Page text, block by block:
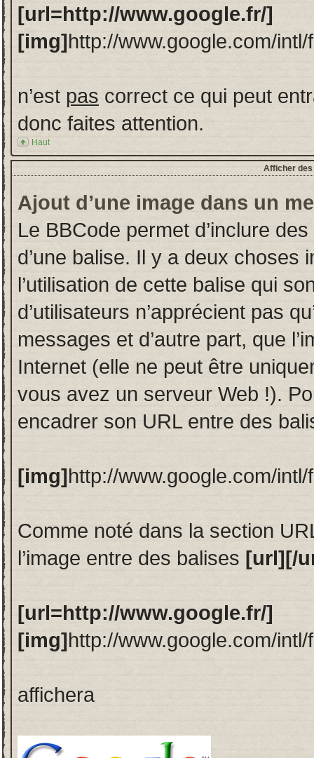
[url=http://www.google.fr/]
[img]http://www.google.com/
n’est pas correct ce qui peut
donc faites attention.
Haut
Afficher des
Ajout d’une image dans un
Le BBCode permet d’inclure
d’une balise. Il y a deux
l’utilisation de cette balise qui
d’utilisateurs n’apprécient pas
messages et d’autre part, que
Internet (elle ne peut être
vous avez un serveur Web !).
encadrer son URL entre des
[img]http://www.google.com/
Comme noté dans la section
l’image entre des balises [url][/
[url=http://www.google.fr/]
[img]http://www.google.com/
affichera